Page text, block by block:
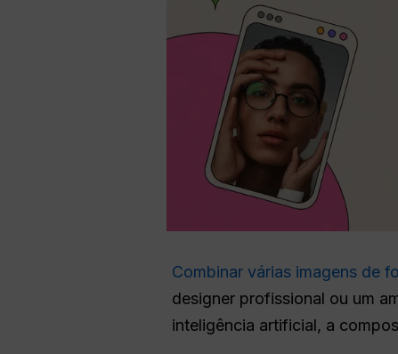
Combinar várias imagens de
designer profissional ou um
inteligência artificial, a